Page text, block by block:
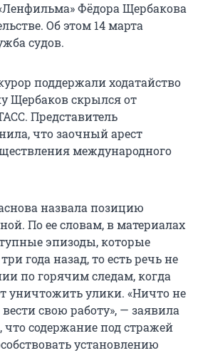
Фёдора Щербакова
Об этом 14 марта
судов.
поддержали ходатайство
Щербаков скрылся от
Представитель
что заочный арест
международного
назвала позицию
По ее словам, в материалах
эпизоды, которые
года назад, то есть речь не
по горячим следам, когда
уничтожить улики. «Ничто не
свою работу», — заявила
что содержание под стражей
установлению